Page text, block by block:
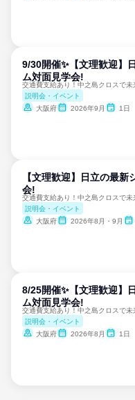
9/30開催✨【文理歓迎】
ム対面見学会!
交通費支給あり！中之島クロスで
説明会・イベント
大阪府
2026年9月 1日
【文理歓迎】日立の最
会!
交通費支給あり！中之島クロスで
説明会・イベント
大阪府
2026年8月・9月
8/25開催✨【文理歓迎】
ム対面見学会!
交通費支給あり！中之島クロスで
説明会・イベント
大阪府
2026年8月 1日